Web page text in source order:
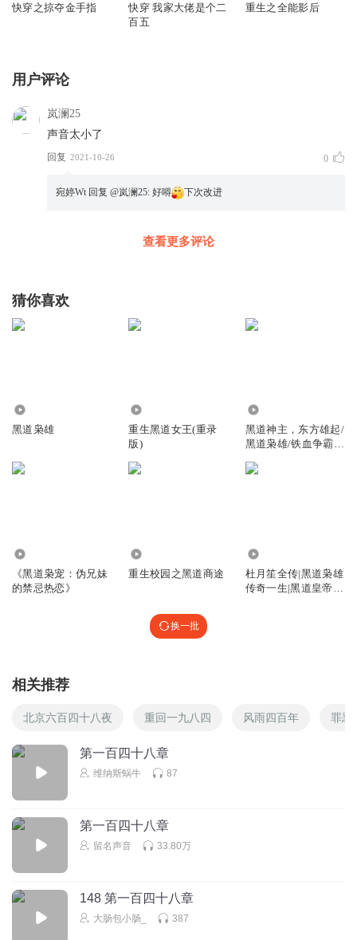
快穿之掠夺金手指
快穿 我家大佬是个二
百五
重生之全能影后
用户评论
岚澜25
声音太小了
回复 2021-10-26 0
宛婷Wt 回复 @岚澜25: 好嘚 下次改进
查看更多评论
猜你喜欢
黑道枭雄
重生黑道女王(重录
版)
黑道神主，东方雄起/
黑道枭雄/铁血争霸/
《黑道枭宠：伪兄妹
的禁忌热恋》
重生校园之黑道商途
杜月笙全传|黑道枭雄
传奇一生|黑道皇帝|
换一批
相关推荐
北京六百四十八夜 重回一九八四 风雨四百年 罪恶
第一百四十八章
维纳斯蜗牛 87
第一百四十八章
留名声音 33.80万
148 第一百四十八章
大肠包小肠_ 387